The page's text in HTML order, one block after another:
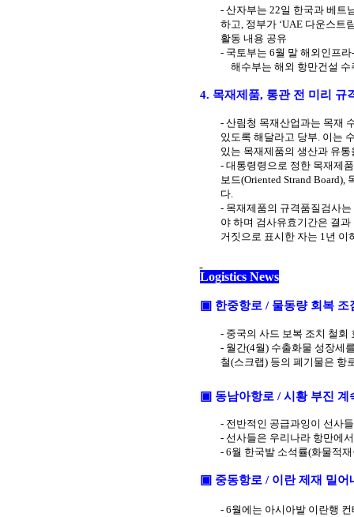
-산자부는 22일 한국과 베트
하고, 정부가 ‘UAE 다운스트
활동 내용 공유
- 국토부는 6월 말 해외인프라
해수부는 해외 항만건설
4. 목재제품, 통관 전 미리 규
-산림청 목재산업과는 목재
있도록 해달라고 당부. 이는
있는 목재제품의 생산과 유통
-대통령령으로 정한 목재제
보드(Oriented Strand Board),
다.
- 목재제품의 규격품질검사
야 하며 검사유효기간은 결
거짓으로 표시한 자는 1년 이
Logistics News
▣ 한중항로 / 물동량 회복 조
- 중국의 사드 보복 조치 철회
- 월간(4월) 수출화물 성장세
철(스크랩) 등의 폐기물은 항
▣ 동남아항로 /시황 부진 계
- 전반적인 공급과잉이 선사
-선사들은 우리나라 항만에
- 6월 한국발 소석률(화물적
▣ 중동항로 / 이란 제재 밀어
- 6월에는 아시아발 이란행